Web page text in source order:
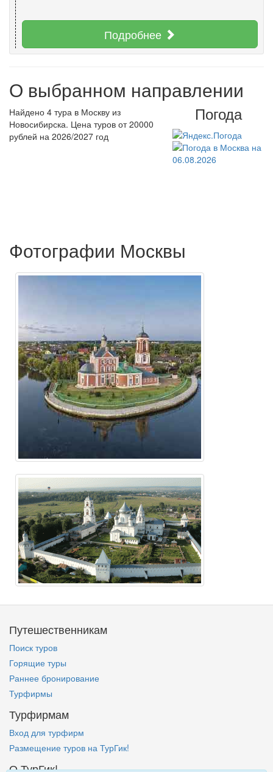
Подробнее
О выбранном направлении
Погода
Найдено 4 тура в Москву из
Новосибирска. Цена туров от 20000
рублей на 2026/2027 год
Фотографии Москвы
Путешественникам
Поиск туров
Горящие туры
Раннее бронирование
Турфирмы
Турфирмам
Вход для турфирм
Размещение туров на ТурГик!
О ТурГик!